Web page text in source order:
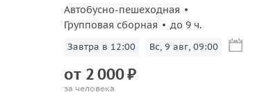
Автобусно-пешеходная
Групповая сборная
до 9 ч.
Завтра в 12:00 Вс, 9 авг, 09:00
от 2000₽
за человека